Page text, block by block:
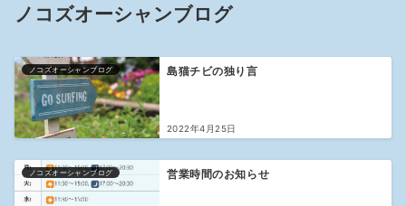
ノコズオーシャンブログ
ノコズオーシャンブログ 島猫チビの独り言
2022年4月25日
ノコズオーシャンブログ 営業時間のお知らせ